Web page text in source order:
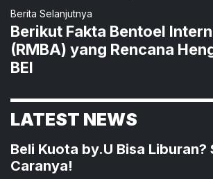
Berita Selanjutnya
Berikut Fakta Bentoel
(RMBA) yang Rencana
BEI
LATEST NEWS
Beli Kuota by.U Bisa Liburan?
Caranya!